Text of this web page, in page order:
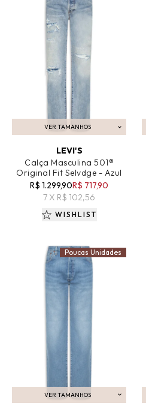
VER TAMANHOS
ADICIONAR AO CARRINHO
LEVI'S
Calça Masculina 501®
Original Fit Selvdge - Azul
R$ 1.299,90R$ 717,90
7 X R$ 102,56
WISHLIST
VER TAMANHOS
ADICIONAR AO CARRINHO
Poucas Unidades